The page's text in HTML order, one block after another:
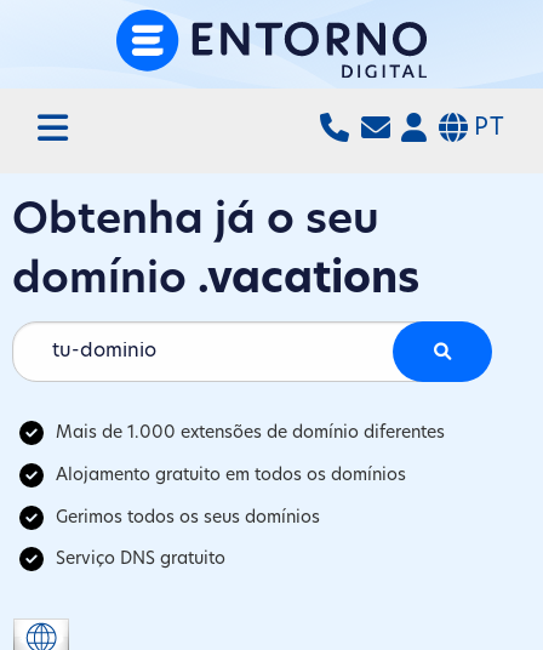
PT
Obtenha já o seu
domínio .vacations
Mais de 1.000 extensões de domínio diferentes
Alojamento gratuito em todos os domínios
Gerimos todos os seus domínios
Serviço DNS gratuito